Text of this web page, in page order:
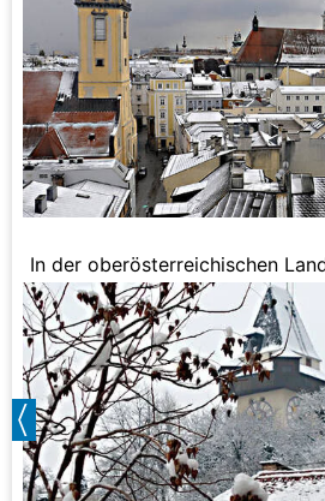
bei geringen 10%.
In der oberösterreichischen
die Chance auf Weiße